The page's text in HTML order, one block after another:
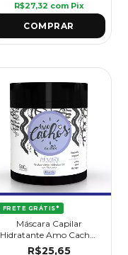
R$27,32 com Pix
FRETE GRÁTIS*
Máscara Capilar
Hidratante Amo Cachos
500 g - Griffus
R$25,65